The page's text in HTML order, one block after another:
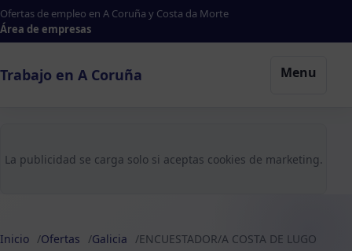
Ofertas de empleo en A Coruña y Costa da Morte
Área de empresas
Trabajo en A Coruña Menu
La publicidad se carga solo si aceptas cookies de marketing.
Inicio Ofertas Galicia ENCUESTADOR/A COSTA DE LUGO